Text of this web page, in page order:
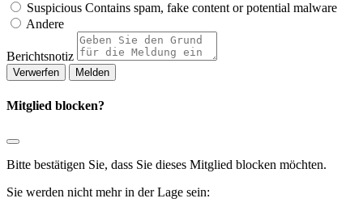
Suspicious Contains spam, fake content or potential malware
Andere
Berichtsnotiz
Melden
Mitglied blocken?
Bitte bestätigen Sie, dass Sie dieses Mitglied blocken möchten.
Sie werden nicht mehr in der Lage sein: